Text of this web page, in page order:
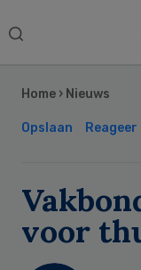
Search
Home › Nieuws
Opslaan Reageer
voor
Sidebar